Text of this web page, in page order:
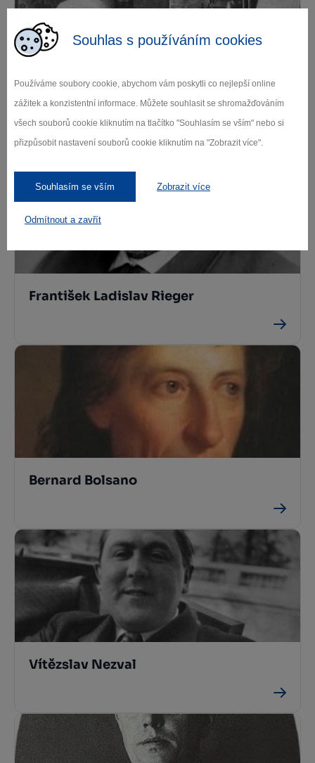
Souhlas s používáním cookies
Používáme soubory cookie, abychom vám poskytli co nejlepší online
zážitek a konzistentní informace. Můžete souhlasit se shromažďováním
všech souborů cookie kliknutím na tlačítko "Souhlasím se vším" nebo si
přizpůsobit nastavení souborů cookie kliknutím na "Zobrazit více".
Souhlasím se vším Zobrazit více
Odmítnout a zavřít
František Ladislav Rieger
Bernard Bolsano
Vítězslav Nezval